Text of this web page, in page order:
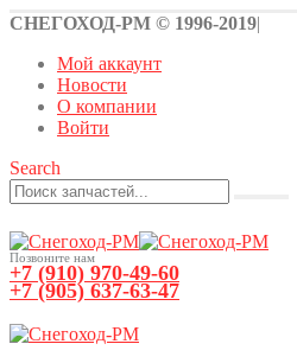
СНЕГОХОД-РМ © 1996-2019|
Мой аккаунт
Новости
О компании
Войти
Search
Позвоните нам
+7 (910) 970-49-60
+7 (905) 637-63-47